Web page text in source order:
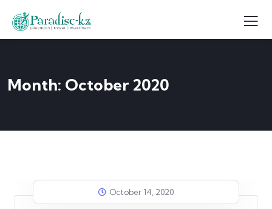
Month: October 2020
October 14, 2020